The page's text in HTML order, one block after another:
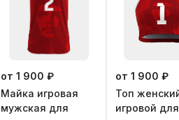
от 1 900 ₽
Майка игровая
мужская для
от 1 900 ₽
Топ
игровой для